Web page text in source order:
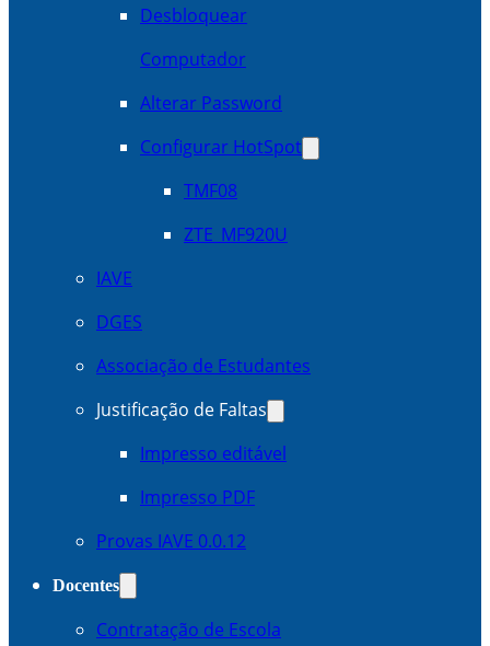
Desbloquear
Computador
Alterar Password
Configurar HotSpot
TMF08
ZTE_MF920U
IAVE
DGES
Associação de Estudantes
Justificação de Faltas
Impresso editável
Impresso PDF
Provas IAVE 0.0.12
Docentes
Contratação de Escola